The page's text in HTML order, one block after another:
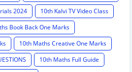
2024
10th Kalvi TV Video Class
Book Back One Marks
10th Maths Creative One Marks
10th Maths Full Guide